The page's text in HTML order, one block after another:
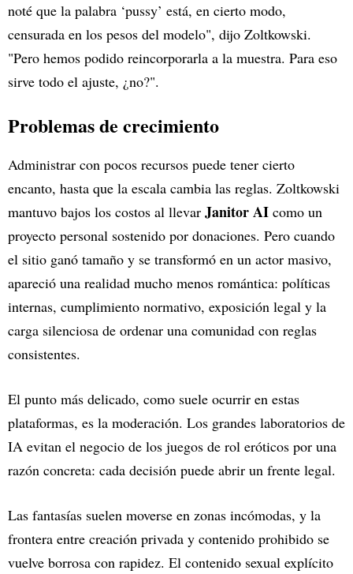
noté que la palabra ‘pussy’ está, en cierto modo,
censurada en los pesos del modelo", dijo Zoltkowski.
"Pero hemos podido reincorporarla a la muestra. Para eso
sirve todo el ajuste, ¿no?".
Problemas de crecimiento
Administrar con pocos recursos puede tener cierto
encanto, hasta que la escala cambia las reglas. Zoltkowski
mantuvo bajos los costos al llevar Janitor AI como un
proyecto personal sostenido por donaciones. Pero cuando
el sitio ganó tamaño y se transformó en un actor masivo,
apareció una realidad mucho menos romántica: políticas
internas, cumplimiento normativo, exposición legal y la
carga silenciosa de ordenar una comunidad con reglas
consistentes.
El punto más delicado, como suele ocurrir en estas
plataformas, es la moderación. Los grandes laboratorios de
IA evitan el negocio de los juegos de rol eróticos por una
razón concreta: cada decisión puede abrir un frente legal.
Las fantasías suelen moverse en zonas incómodas, y la
frontera entre creación privada y contenido prohibido se
vuelve borrosa con rapidez. El contenido sexual explícito